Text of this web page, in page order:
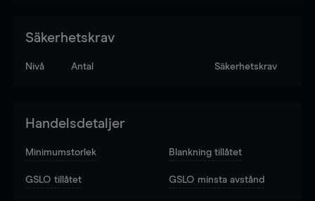
Säkerhetskrav
Nivå Antal Säkerhetskrav
Handelsdetaljer
Minimumstorlek Blankning tillåtet
GSLO tillåtet GSLO minsta avstånd